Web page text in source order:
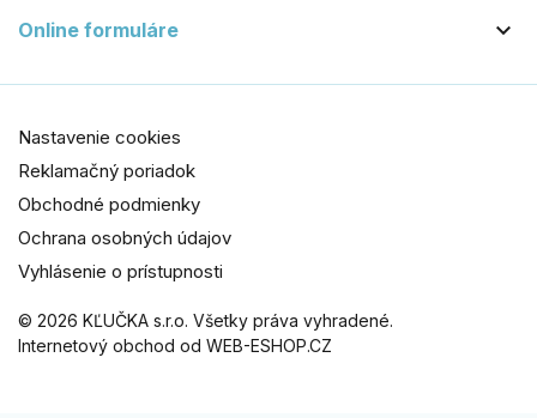
Online formuláre 
© 2026 KĽUČKA s.r.o. Všetky práva vyhradené.
Internetový obchod od WEB-ESHOP.CZ
Nastavenie cookies
Reklamačný poriadok
Obchodné podmienky
Ochrana osobných údajov
Vyhlásenie o prístupnosti